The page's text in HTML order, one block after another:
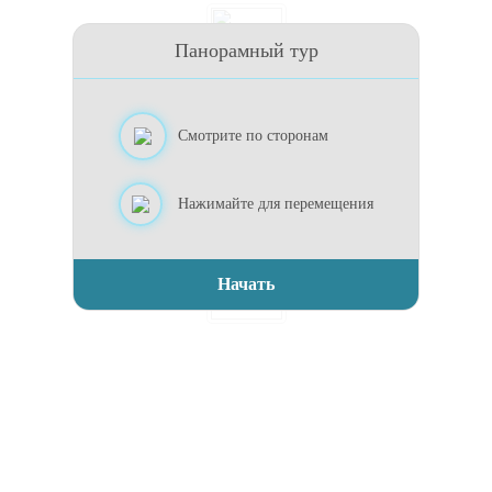
Обзор 360°
Панорамный тур
Смотрите по сторонам
Нажимайте для перемещения
Начать